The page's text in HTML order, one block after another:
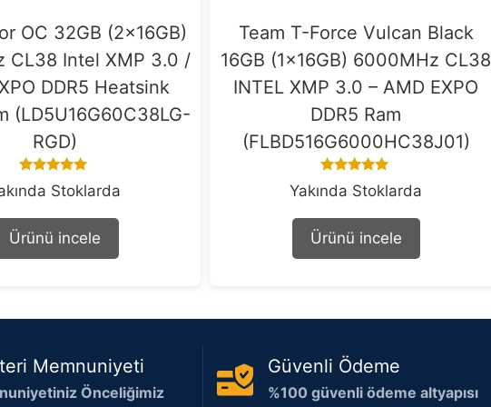
OC 32GB (2x16GB)
CL38 Intel XMP 3.0 /
DDR5 Heatsink
(LD5U16G60C38LG-
RGD)
5.00
out of 5Stoklarda
Ürünü incele
Team T-Force Vulcan Black
16GB (1x16GB) 6000MHz CL38
INTEL XMP 3.0 – AMD EXPO
DDR5 Ram
(FLBD516G6000HC38J01)
5.00
out of 5
Yakında Stoklarda
Ürünü incele
Memnuniyeti
Önceliğimiz
Güvenli Ödeme
%100 güvenli ödeme altyapısı